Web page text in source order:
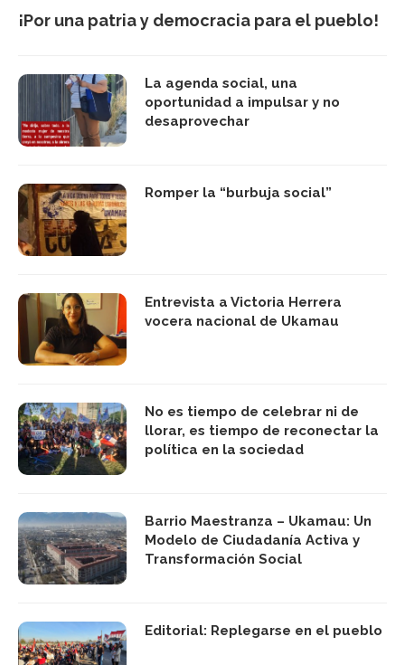
¡Por una patria y democracia para el pueblo!
La agenda social, una
oportunidad a impulsar y no
desaprovechar
Romper la “burbuja social”
Entrevista a Victoria Herrera
vocera nacional de Ukamau
No es tiempo de celebrar ni de
llorar, es tiempo de reconectar la
política en la sociedad
Barrio Maestranza – Ukamau: Un
Modelo de Ciudadanía Activa y
Transformación Social
Editorial: Replegarse en el pueblo